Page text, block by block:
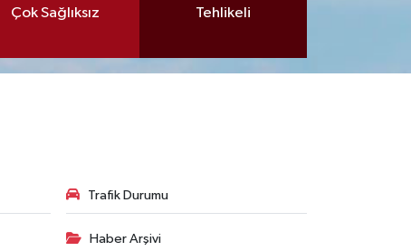
Çok Sağlıksız Tehlikeli
Trafik Durumu
Haber Arşivi